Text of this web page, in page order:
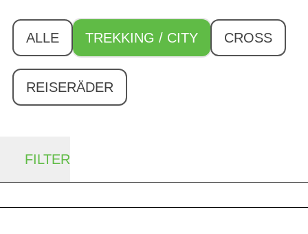
ALLE TREKKING / CITY CROSS
REISERÄDER
FILTER